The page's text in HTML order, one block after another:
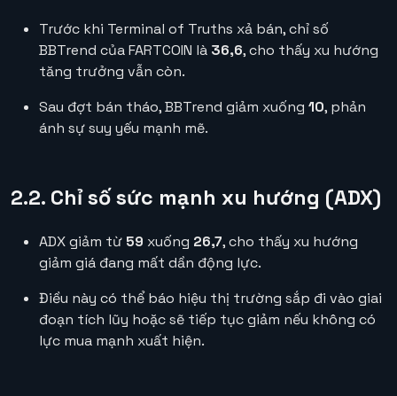
Trước khi Terminal of Truths xả bán, chỉ số
BBTrend của FARTCOIN là 36,6, cho thấy xu hướng
tăng trưởng vẫn còn.
Sau đợt bán tháo, BBTrend giảm xuống 10, phản
ánh sự suy yếu mạnh mẽ.
2.2. Chỉ số sức mạnh xu hướng (ADX)
ADX giảm từ 59 xuống 26,7, cho thấy xu hướng
giảm giá đang mất dần động lực.
Điều này có thể báo hiệu thị trường sắp đi vào giai
đoạn tích lũy hoặc sẽ tiếp tục giảm nếu không có
lực mua mạnh xuất hiện.